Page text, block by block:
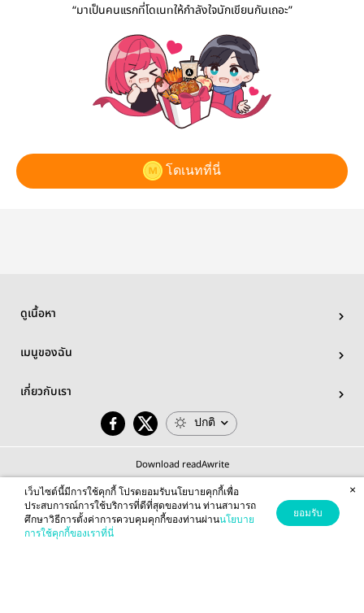
“มาเป็นคนแรกที่โดเนทให้กำลังใจนักเขียนกันเถอะ”
โดเนทที่นี่
ดูเนื้อหา
เมนูของฉัน
เกี่ยวกับเรา
ปกติ
Download readAwrite
© 2026 readAwrite.com by MEB Corporation Public Company Limited
This site is protected by reCAPTCHA and the Google
เว็บไซต์นี้มีการใช้คุกกี้ โปรดยอมรับนโยบายคุกกี้เพื่อ
ประสบการณ์การใช้บริการที่ดีที่สุดของท่าน ท่านสามารถ
ศึกษาวิธีการตั้งค่าการควบคุมคุกกี้ของท่านผ่านนโยบาย
การใช้คุกกี้ของเราที่นี่
ยอมรับ
×